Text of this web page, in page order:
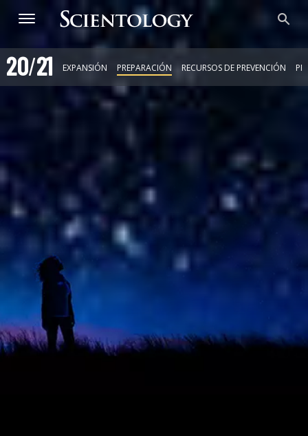
20/21 EXPANSIÓN PREPARACIÓN RECURSOS DE PREVENCIÓN